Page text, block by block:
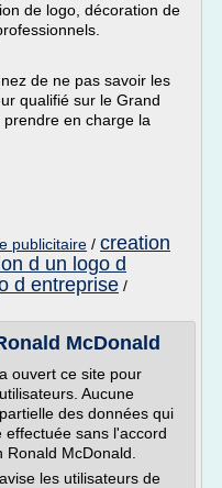
de logo, décoration de
de ne pas savoir les
qualifié sur le Grand
en charge la
publicitaire / creation
d un logo d
d entreprise /
McDonald
ouvert ce site pour
Aucune
des données qui
sans l'accord
McDonald.
les utilisateurs de